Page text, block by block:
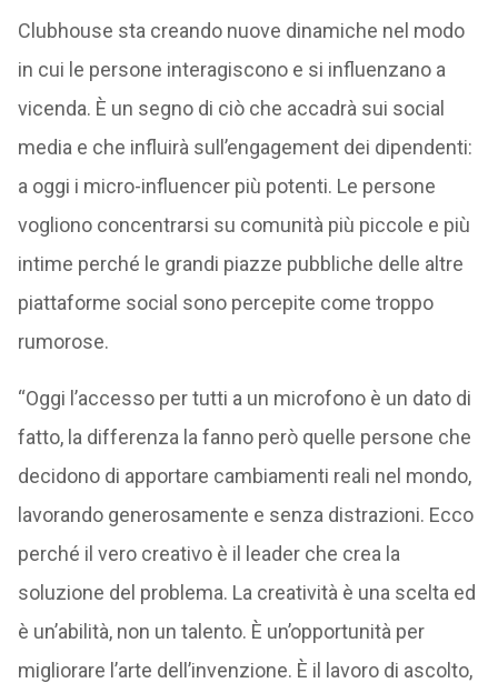
Clubhouse sta creando nuove dinamiche nel modo
in cui le persone interagiscono e si influenzano a
vicenda. È un segno di ciò che accadrà sui social
media e che influirà sull’engagement dei dipendenti:
a oggi i micro-influencer più potenti. Le persone
vogliono concentrarsi su comunità più piccole e più
intime perché le grandi piazze pubbliche delle altre
piattaforme social sono percepite come troppo
rumorose.
“Oggi l’accesso per tutti a un microfono è un dato di
fatto, la differenza la fanno però quelle persone che
decidono di apportare cambiamenti reali nel mondo,
lavorando generosamente e senza distrazioni. Ecco
perché il vero creativo è il leader che crea la
soluzione del problema. La creatività è una scelta ed
è un’abilità, non un talento. È un’opportunità per
migliorare l’arte dell’invenzione. È il lavoro di ascolto,